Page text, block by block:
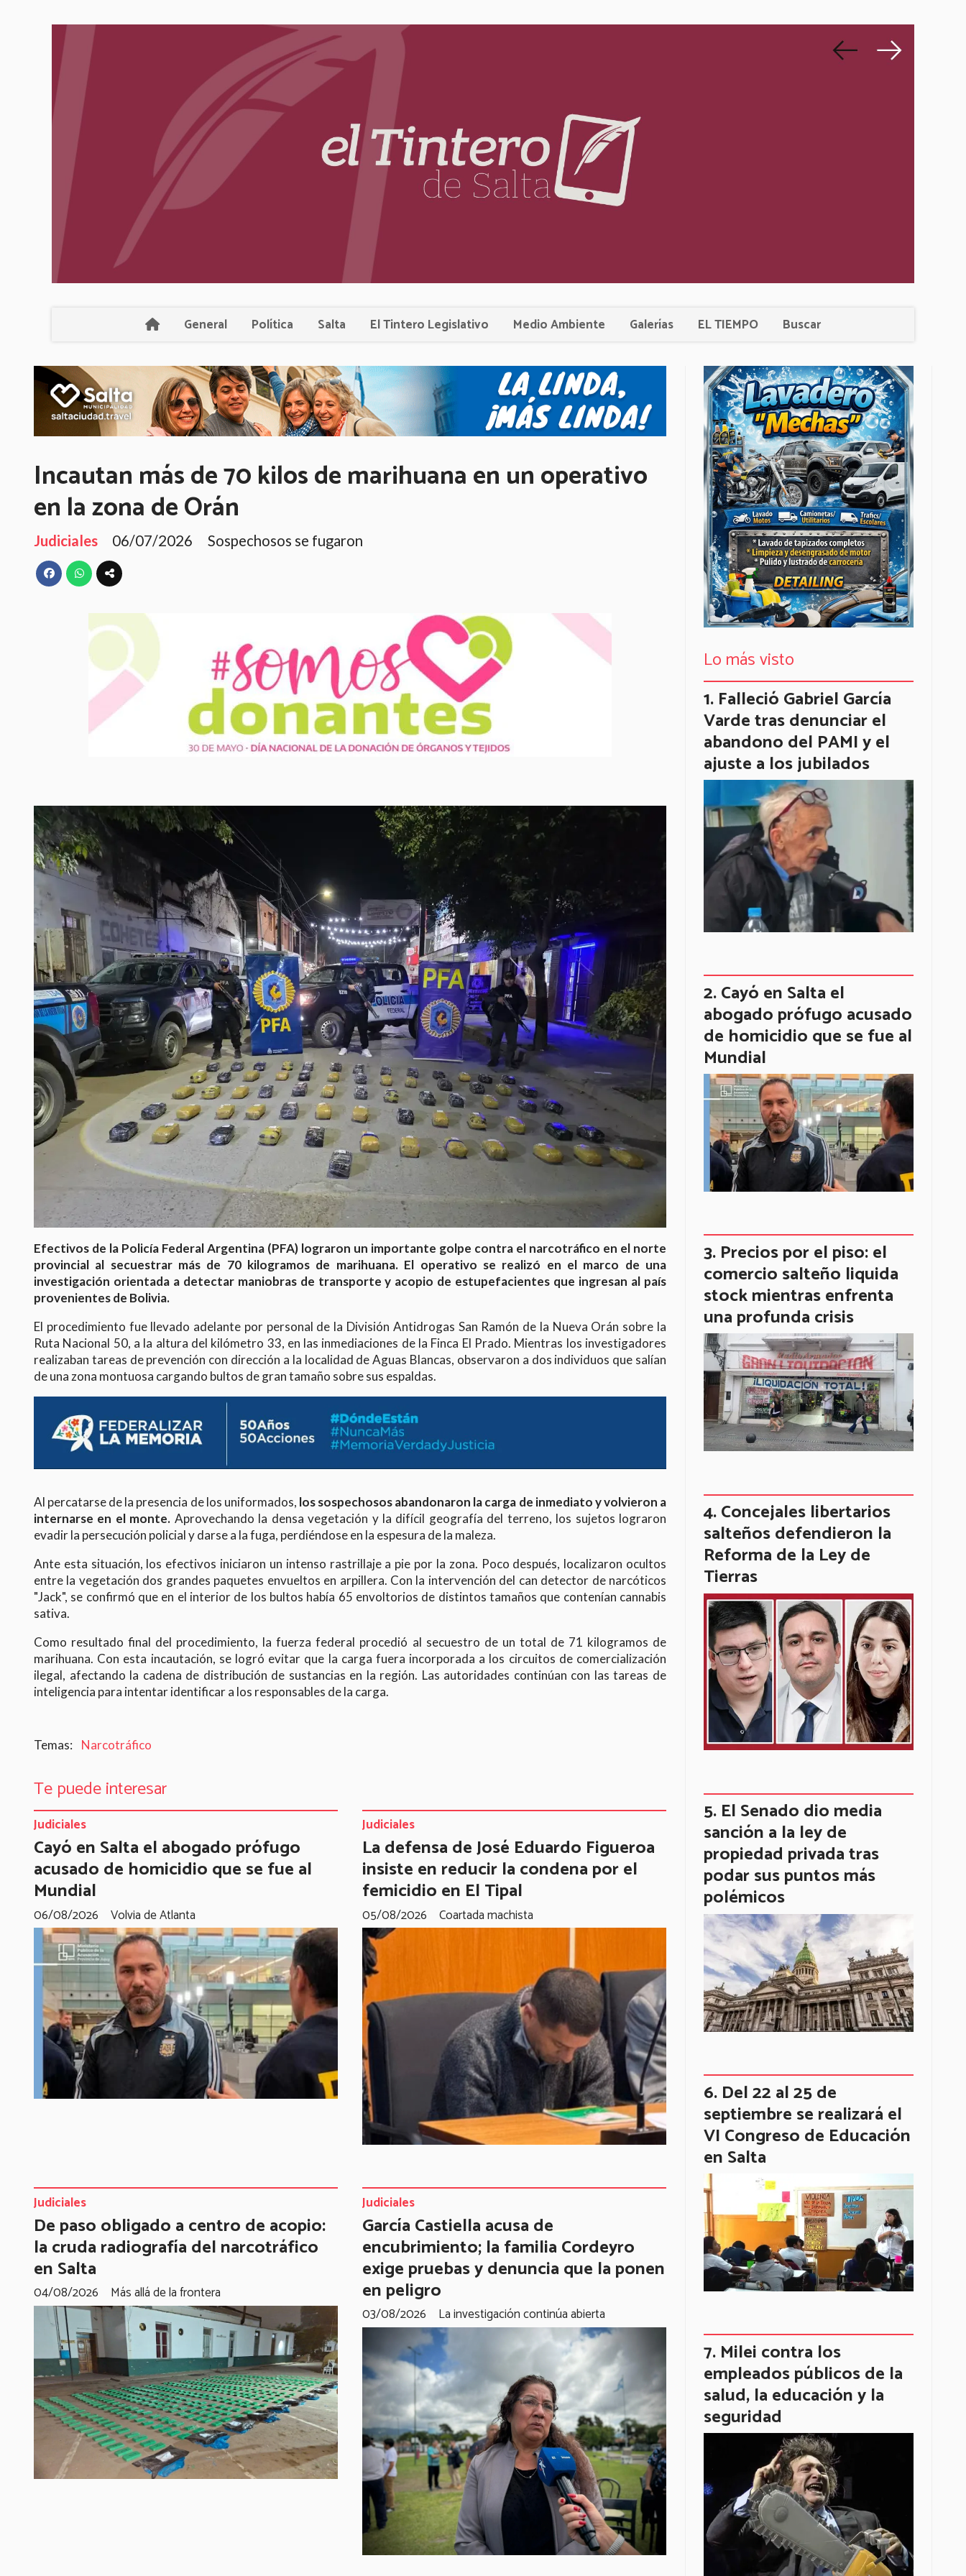
General Política Salta El Tintero Legislativo Medio Ambiente Galerías EL TIEMPO Buscar
Incautan más de 70 kilos de marihuana en un operativo
en la zona de Orán
Judiciales 06/07/2026 Sospechosos se fugaron
Efectivos de la Policía Federal Argentina (PFA) lograron un importante golpe contra el narcotráfico en el norte
provincial al secuestrar más de 70 kilogramos de marihuana. El operativo se realizó en el marco de una
investigación orientada a detectar maniobras de transporte y acopio de estupefacientes que ingresan al país
provenientes de Bolivia.
El procedimiento fue llevado adelante por personal de la División Antidrogas San Ramón de la Nueva Orán sobre la
Ruta Nacional 50, a la altura del kilómetro 33, en las inmediaciones de la Finca El Prado. Mientras los investigadores
realizaban tareas de prevención con dirección a la localidad de Aguas Blancas, observaron a dos individuos que salían
de una zona montuosa cargando bultos de gran tamaño sobre sus espaldas.
Al percatarse de la presencia de los uniformados, los sospechosos abandonaron la carga de inmediato y volvieron a
internarse en el monte. Aprovechando la densa vegetación y la difícil geografía del terreno, los sujetos lograron
evadir la persecución policial y darse a la fuga, perdiéndose en la espesura de la maleza.
Ante esta situación, los efectivos iniciaron un intenso rastrillaje a pie por la zona. Poco después, localizaron ocultos
entre la vegetación dos grandes paquetes envueltos en arpillera. Con la intervención del can detector de narcóticos
"Jack", se confirmó que en el interior de los bultos había 65 envoltorios de distintos tamaños que contenían cannabis
sativa.
Como resultado final del procedimiento, la fuerza federal procedió al secuestro de un total de 71 kilogramos de
marihuana. Con esta incautación, se logró evitar que la carga fuera incorporada a los circuitos de comercialización
ilegal, afectando la cadena de distribución de sustancias en la región. Las autoridades continúan con las tareas de
inteligencia para intentar identificar a los responsables de la carga.
Narcotráfico
Te puede interesar
Cayó en Salta el abogado prófugo
acusado de homicidio que se fue al
Mundial
Volvia de Atlanta
Judiciales
06/08/2026
La defensa de José Eduardo Figueroa
insiste en reducir la condena por el
femicidio en El Tipal
Coartada machista
Judiciales
05/08/2026
De paso obligado a centro de acopio:
la cruda radiografía del narcotráfico
en Salta
Más allá de la frontera
Judiciales
04/08/2026
García Castiella acusa de
encubrimiento; la familia Cordeyro
exige pruebas y denuncia que la ponen
en peligro
La investigación continúa abierta
Judiciales
03/08/2026
Lo más visto
Falleció Gabriel García
Varde tras denunciar el
abandono del PAMI y el
ajuste a los jubilados
Cayó en Salta el
abogado prófugo acusado
de homicidio que se fue al
Mundial
Precios por el piso: el
comercio salteño liquida
stock mientras enfrenta
una profunda crisis
Concejales libertarios
salteños defendieron la
Reforma de la Ley de
Tierras
El Senado dio media
sanción a la ley de
propiedad privada tras
podar sus puntos más
polémicos
Del 22 al 25 de
septiembre se realizará el
VI Congreso de Educación
en Salta
Milei contra los
empleados públicos de la
salud, la educación y la
seguridad